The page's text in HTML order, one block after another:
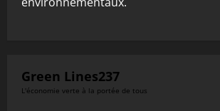
Green Lines237
L'économie verte à la portée de tous